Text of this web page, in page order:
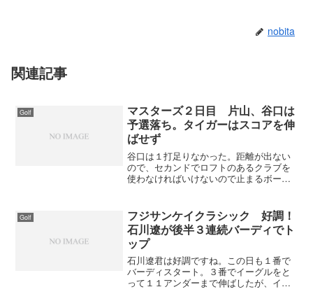
nobita
関連記事
Golf
マスターズ２日目 片山、谷口は
予選落ち。タイガーはスコアを伸
ばせず
谷口は１打足りなかった。距離が出ない
ので、セカンドでロフトのあるクラブを
使わなければいけないので止まるボール
先行でスコアが伸びない。上位が伸ばし
ているだけに追いかけたか...
Golf
フジサンケイクラシック 好調！
石川遼が後半３連続バーディでト
ップ
石川遼君は好調ですね。この日も１番で
バーディスタート。３番でイーグルをと
って１１アンダーまで伸ばしたが、イン